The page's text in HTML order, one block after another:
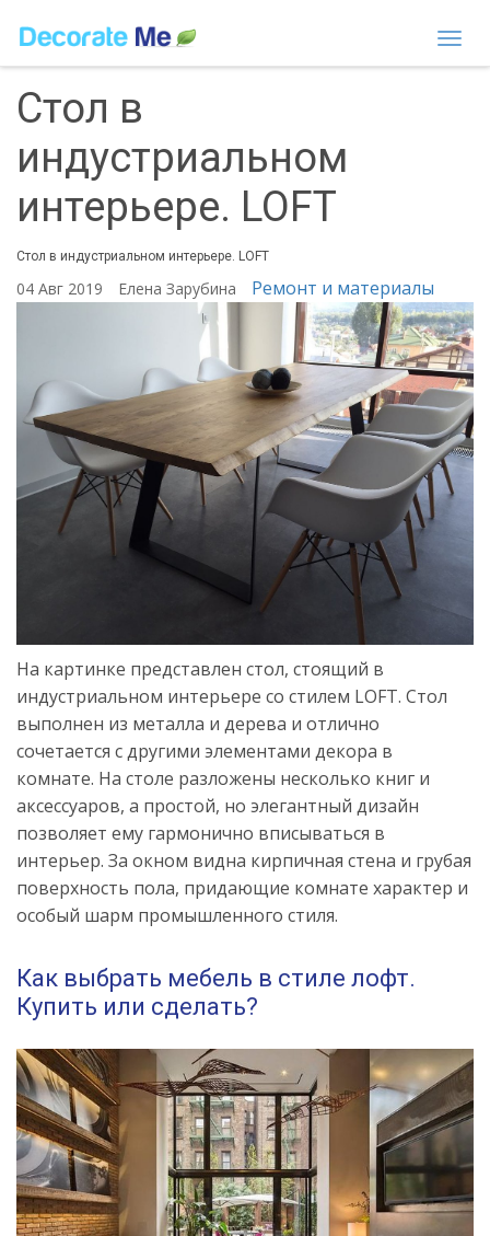
Стол в
индустриальном
интерьере. LOFT
Стол в индустриальном интерьере. LOFT
04 Авг 2019 Елена Зарубина Ремонт и материалы
На картинке представлен стол, стоящий в
индустриальном интерьере со стилем LOFT. Стол
выполнен из металла и дерева и отлично
сочетается с другими элементами декора в
комнате. На столе разложены несколько книг и
аксессуаров, а простой, но элегантный дизайн
позволяет ему гармонично вписываться в
интерьер. За окном видна кирпичная стена и грубая
поверхность пола, придающие комнате характер и
особый шарм промышленного стиля.
Как выбрать мебель в стиле лофт.
Купить или сделать?